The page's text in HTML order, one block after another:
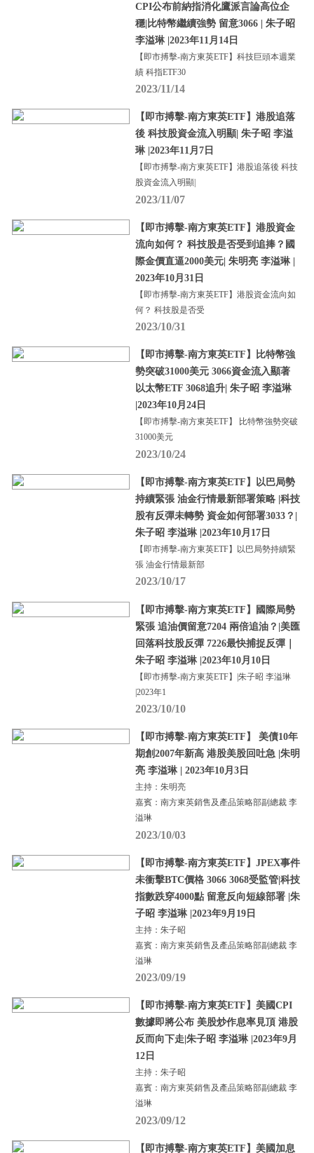
CPI公布前納指消化鷹派言論高位企
穩|比特幣繼續強勢 留意3066 | 朱子昭
李溢琳 |2023年11月14日
【即市搏擊-南方東英ETF】科技巨頭本週業
績 科指ETF30
2023/11/14
【即市搏擊-南方東英ETF】港股追落
後 科技股資金流入明顯| 朱子昭 李溢
琳 |2023年11月7日
【即市搏擊-南方東英ETF】港股追落後 科技
股資金流入明顯|
2023/11/07
【即市搏擊-南方東英ETF】港股資金
流向如何？ 科技股是否受到追捧？國
際金價直逼2000美元| 朱明亮 李溢琳 |
2023年10月31日
【即市搏擊-南方東英ETF】港股資金流向如
何？ 科技股是否受
2023/10/31
【即市搏擊-南方東英ETF】比特幣強
勢突破31000美元 3066資金流入顯著
以太幣ETF 3068追升| 朱子昭 李溢琳
|2023年10月24日
【即市搏擊-南方東英ETF】 比特幣強勢突破
31000美元
2023/10/24
【即市搏擊-南方東英ETF】以巴局勢
持續緊張 油金行情最新部署策略 |科技
股有反彈未轉勢 資金如何部署3033？|
朱子昭 李溢琳 |2023年10月17日
【即市搏擊-南方東英ETF】以巴局勢持續緊
張 油金行情最新部
2023/10/17
【即市搏擊-南方東英ETF】國際局勢
緊張 追油價留意7204 兩倍追油？|美匯
回落科技股反彈 7226最快捕捉反彈｜
朱子昭 李溢琳 |2023年10月10日
【即市搏擊-南方東英ETF】|朱子昭 李溢琳
|2023年1
2023/10/10
【即市搏擊-南方東英ETF】 美債10年
期創2007年新高 港股美股回吐急 |朱明
亮 李溢琳 | 2023年10月3日
主持：朱明亮
嘉賓：南方東英銷售及產品策略部副總裁 李
溢琳
2023/10/03
【即市搏擊-南方東英ETF】JPEX事件
未衝擊BTC價格 3066 3068受監管|科技
指數跌穿4000點 留意反向短線部署 |朱
子昭 李溢琳 |2023年9月19日
主持：朱子昭
嘉賓：南方東英銷售及產品策略部副總裁 李
溢琳
2023/09/19
【即市搏擊-南方東英ETF】美國CPI
數據即將公布 美股炒作息率見頂 港股
反而向下走|朱子昭 李溢琳 |2023年9月
12日
主持：朱子昭
嘉賓：南方東英銷售及產品策略部副總裁 李
溢琳
2023/09/12
【即市搏擊-南方東英ETF】美國加息